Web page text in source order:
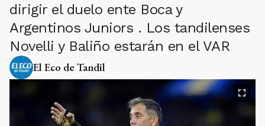
dirigir el duelo ente Boca y
Argentinos Juniors . Los tandilenses
Novelli y Baliño estarán en el VAR
El Eco de Tandil